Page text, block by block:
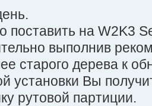
поставить на W2K3
выполнив
старого дерева к
установки Вы
рутовой партиции.